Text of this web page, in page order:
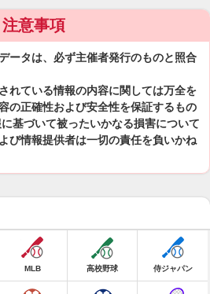
注意事項
ータは、必ず主催者発行のものと照合
れている情報の内容に関しては万全を
の正確性および安全性を保証するもの
基づいて被ったいかなる損害について
び情報提供者は一切の責任を負いかね
MLB 高校野球 侍ジャパン